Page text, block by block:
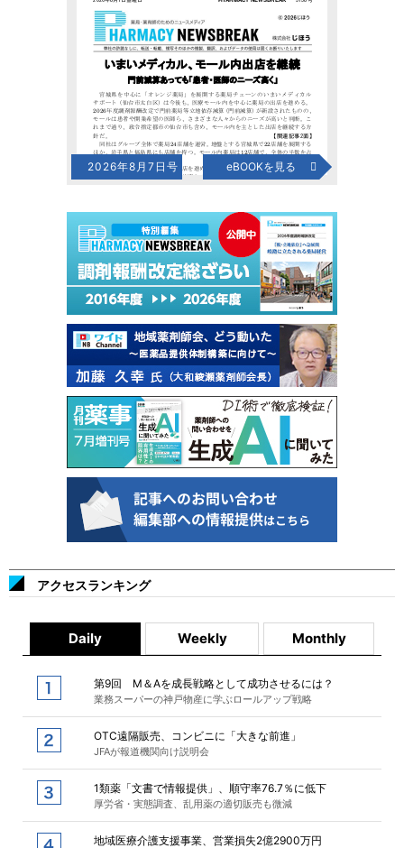
2026年8月7日号 eBOOKを見る
アクセスランキング
Daily Weekly Monthly
第9回 M＆Aを成長戦略として成功させるには？
業務スーパーの神戸物産に学ぶロールアップ戦略
OTC遠隔販売、コンビニに「大きな前進」
JFAが報道機関向け説明会
1類薬「文書で情報提供」、順守率76.7％に低下
厚労省・実態調査、乱用薬の適切販売も微減
地域医療介護支援事業、営業損失2億2900万円